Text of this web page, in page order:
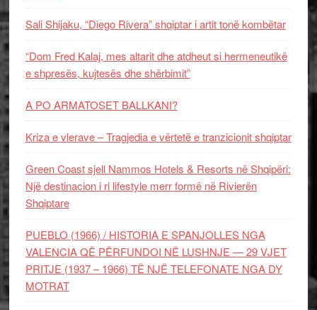
Sali Shijaku, “Diego Rivera” shqiptar i artit tonë kombëtar
“Dom Fred Kalaj, mes altarit dhe atdheut si hermeneutikë
e shpresës, kujtesës dhe shërbimit”
A PO ARMATOSET BALLKANI?
Kriza e vlerave – Tragjedia e vërtetë e tranzicionit shqiptar
Green Coast sjell Nammos Hotels & Resorts në Shqipëri:
Një destinacion i ri lifestyle merr formë në Rivierën
Shqiptare
PUEBLO (1966) / HISTORIA E SPANJOLLES NGA
VALENCIA QË PËRFUNDOI NË LUSHNJE — 29 VJET
PRITJE (1937 – 1966) TË NJË TELEFONATE NGA DY
MOTRAT